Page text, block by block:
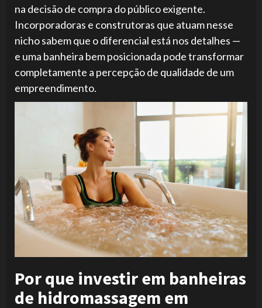
na decisão de compra do público exigente.
Incorporadoras e construtoras que atuam nesse
nicho sabem que o diferencial está nos detalhes —
e uma banheira bem posicionada pode transformar
completamente a percepção de qualidade de um
empreendimento.
Por que investir em banheiras
de hidromassagem em